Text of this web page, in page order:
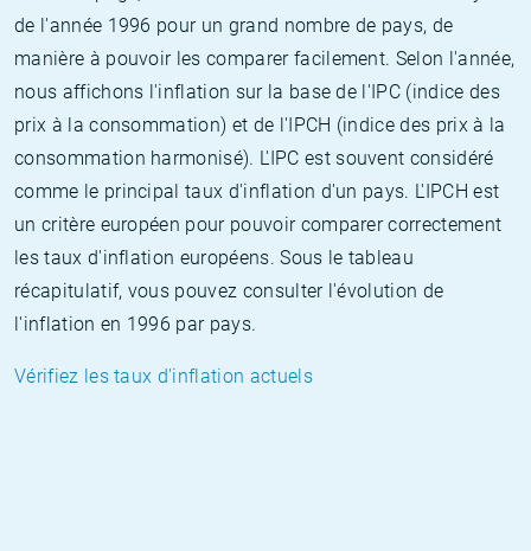
de l'année 1996 pour un grand nombre de pays, de
manière à pouvoir les comparer facilement. Selon l'année,
nous affichons l'inflation sur la base de l'IPC (indice des
prix à la consommation) et de l'IPCH (indice des prix à la
consommation harmonisé). L'IPC est souvent considéré
comme le principal taux d'inflation d'un pays. L'IPCH est
un critère européen pour pouvoir comparer correctement
les taux d'inflation européens. Sous le tableau
récapitulatif, vous pouvez consulter l'évolution de
l'inflation en 1996 par pays.
Vérifiez les taux d'inflation actuels